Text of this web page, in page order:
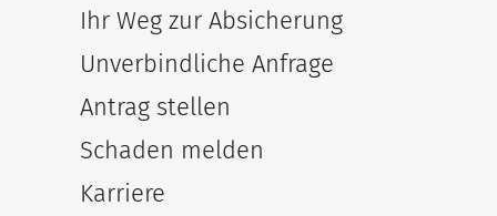
Ihr Weg zur Absicherung
Unverbindliche Anfrage
Antrag stellen
Schaden melden
Karriere